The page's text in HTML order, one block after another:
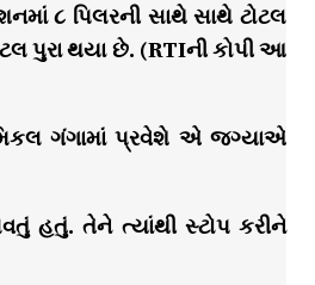
૮ પિલરની સાથે સાથે ટોટલ
પુરા થયા છે. (RTIની કોપી આ
ગંગામાં પ્રવેશે એ જગ્યાએ
હતું. તેને ત્યાંથી સ્ટોપ કરીને